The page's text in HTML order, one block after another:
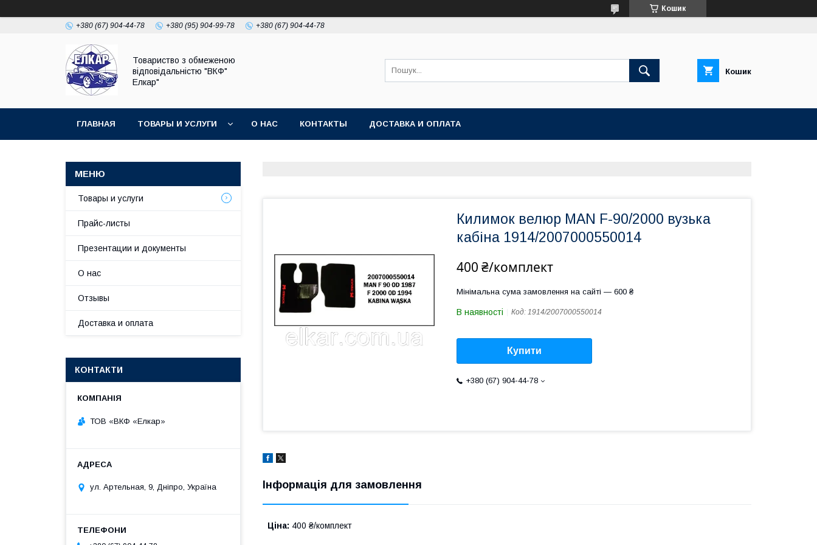
Кошик
+380 (67) 904-44-78 +380 (95) 904-99-78 +380 (67) 904-44-78
Товариство з обмеженою
відповідальністю "ВКФ"
Елкар"
Кошик
ГЛАВНАЯ ТОВАРЫ И УСЛУГИ О НАС КОНТАКТЫ ДОСТАВКА И ОПЛАТА
Килимок велюр MAN F-90/2000 вузька
кабіна 1914/2007000550014
400 ₴/комплект
Мінімальна сума замовлення на сайті — 600 ₴
В наявності Код: 1914/2007000550014
Купити
+380 (67) 904-44-78
Інформація для замовлення
Ціна: 400 ₴/комплект
Товары и услуги
Прайс-листы
Презентации и документы
О нас
Отзывы
Доставка и оплата
КОНТАКТИ
ТОВ «ВКФ «Елкар»
ул. Артельная, 9, Дніпро, Україна